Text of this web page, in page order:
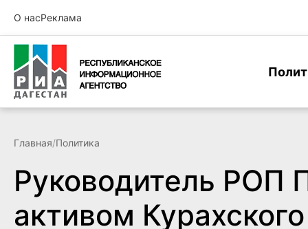
О насРеклама
Главная/Политика
Руководитель РОП
активом